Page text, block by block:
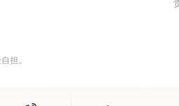
担。